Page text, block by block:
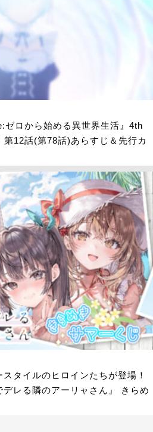
ゼロから始める異世界生活』4th
12話(第78話)あらすじ＆先行カ
スタイルのヒロインたちが登場！
デレる隣のアーリャさん』 きらめ